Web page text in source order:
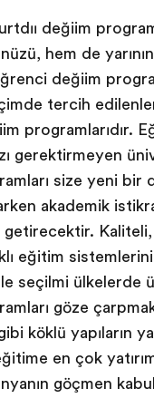
değişim
hem de
değişim
tercih
programlarıdır.
gerektirmeyen
size yeni bir
akademik
eğitim
seçilmiş ülkelerde
göze
köklü yapıların
en çok
göçmen